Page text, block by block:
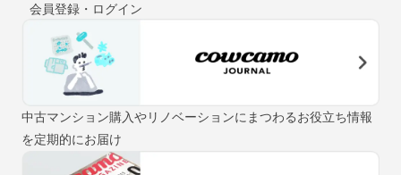
会員登録・ログイン
中古マンション購入やリノベーションにまつわるお役立ち情報
を定期的にお届け